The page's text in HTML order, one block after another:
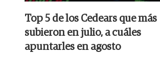
Top 5 de los Cedears que más
subieron en julio, a cuáles
apuntarles en agosto